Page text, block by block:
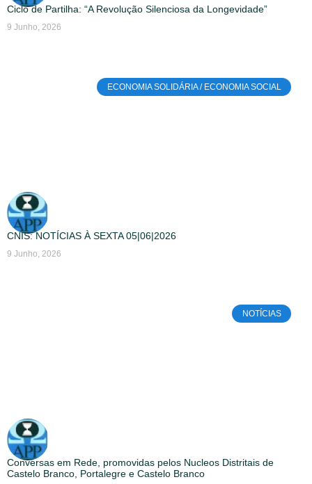
Ciclo de Partilha: “A Revolução Silenciosa da Longevidade”
9 Junho, 2026
ECONOMIA SOLIDÁRIA / ECONOMIA SOCIAL
CNIS: NOTÍCIAS À SEXTA 05|06|2026
9 Junho, 2026
NOTÍCIAS
Conversas em Rede, promovidas pelos Nucleos Distritais de
Castelo Branco, Portalegre e Castelo Branco